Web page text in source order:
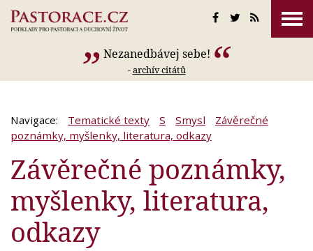
Nezanedbávej sebe!
-archív citátů
Navigace: Tematické texty S Smysl
Závěrečné
poznámky, myšlenky, literatura, odkazy
Závěrečné poznámky,
myšlenky, literatura,
odkazy